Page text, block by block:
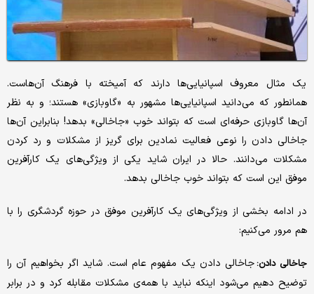
یک مثال معروف اسپانیایی‌ها دارند که آمیخته با فرهنگ آن‌هاست.
همانطور که می‌دانید اسپانیایی‌ها مشهور به «گاوبازی» هستند؛ و به نظر
آن‌ها گاوبازی حرفه‌ای است که بتواند خوب «جاخالی» بدهد! بنابراین آن‌ها
جاخالی دادن را نوعی فعالیت نمادین برای گریز از مشکلات و رد کردن
مشکلات می‌دانند. حالا در ایران شاید یکی از ویژگی‌های یک کارآفرین
موفق این است که بتواند خوب جاخالی بدهد.
در ادامه بخشی از ویژگی‌های یک کارآفرین موفق در حوزه گردشگری را با
هم مرور می‌کنیم:
جاخالی دادن: جاخالی دادن یک مفهوم عام است. شاید اگر بخواهیم آن را
توضیح دهیم می‌شود اینکه نباید با همه‌ی مشکلات مقابله کرد و در برابر